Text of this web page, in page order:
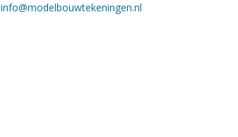
info@modelbouwtekeningen.nl